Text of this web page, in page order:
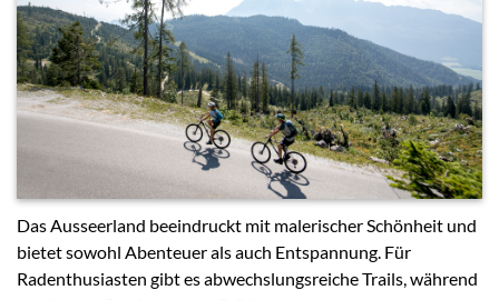
Das Ausseerland beeindruckt mit malerischer Schönheit und
bietet sowohl Abenteuer als auch Entspannung. Für
Radenthusiasten gibt es abwechslungsreiche Trails, während